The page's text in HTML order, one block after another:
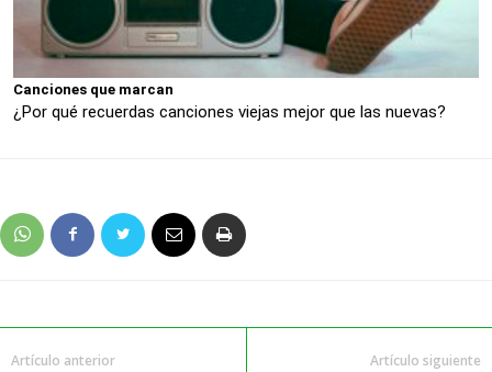
Canciones que marcan
¿Por qué recuerdas canciones viejas mejor que las nuevas?
Artículo anterior Artículo siguiente